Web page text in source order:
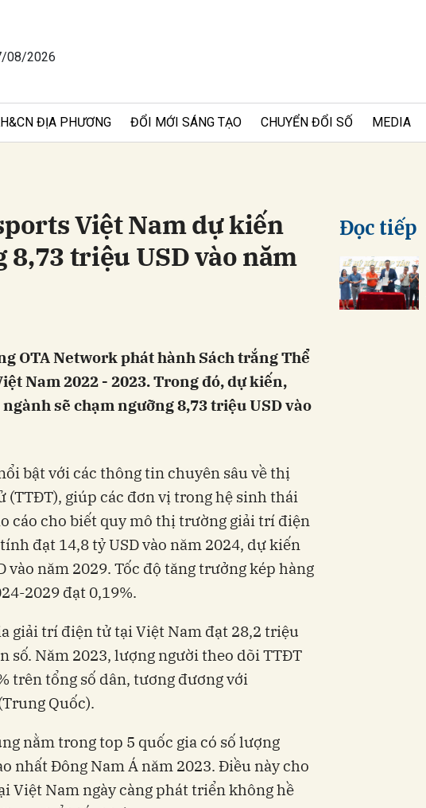
08/2026
ĐỊA PHƯƠNG ĐỔI MỚI SÁNG TẠO CHUYỂN ĐỔI SỐ MEDIA
Việt Nam dự kiến
8,73 triệu USD vào năm
OTA Network phát hành Sách trắng Thể
- 2023.‏ Trong đó, dự kiến,
sẽ chạm ngưỡng 8,73 triệu USD vào
(TTĐT), giúp các đơn vị trong hệ sinh thái
cáo cho biết quy mô thị trường giải trí điện
đạt 14,8 tỷ USD vào năm 2024, dự kiến
vào năm 2029. Tốc độ tăng trưởng kép hàng
số. Năm 2023, lượng người theo dõi TTĐT
trên tổng số dân, tương đương với
Quốc).
nằm trong top 5 quốc gia có số lượng
nhất Đông Nam Á năm 2023. Điều này cho
Việt Nam ngày càng phát triển không hề
Đọc tiếp
Gửi